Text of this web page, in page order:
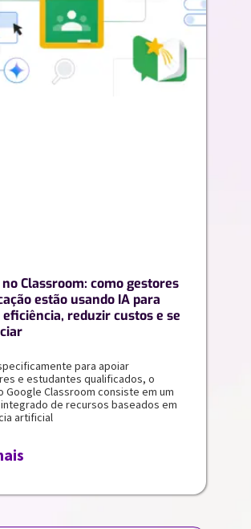
Classroom: como gestores
estão usando IA para
reduzir custos e se
para apoiar
e estudantes qualificados, o
Google Classroom consiste em um
de recursos baseados em
artificial